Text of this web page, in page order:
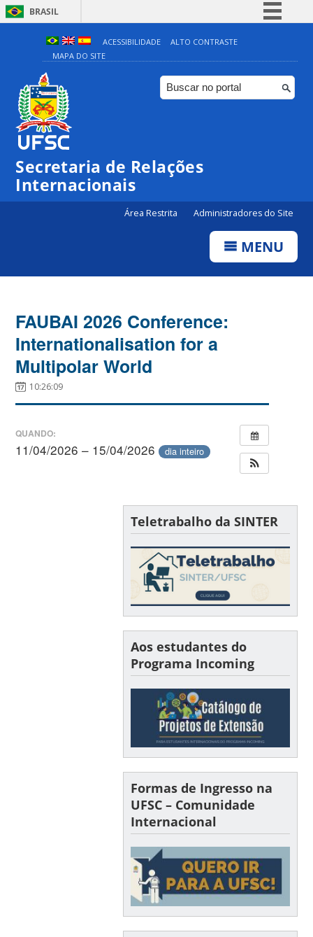
BRASIL
Simplifique!
Comunica BR
Participe
ACESSIBILIDADE
ALTO CONTRASTE
MAPA DO SITE
Secretaria de Relações
Internacionais
Área Restrita Administradores do Site
MENU
FAUBAI 2026 Conference:
Internationalisation for a
Multipolar World
10:26:09
QUANDO:
11/04/2026 – 15/04/2026 dia inteiro
Teletrabalho da SINTER
Aos estudantes do
Programa Incoming
Formas de Ingresso na
UFSC – Comunidade
Internacional